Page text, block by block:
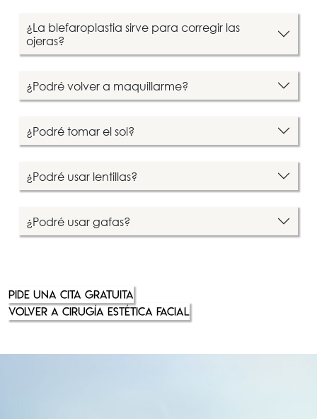
¿La blefaroplastia sirve para corregir las
ojeras?
¿Podré volver a maquillarme?
¿Podré tomar el sol?
¿Podré usar lentillas?
¿Podré usar gafas?
PIDE UNA CITA GRATUITA
VOLVER A CIRUGÍA ESTÉTICA FACIAL